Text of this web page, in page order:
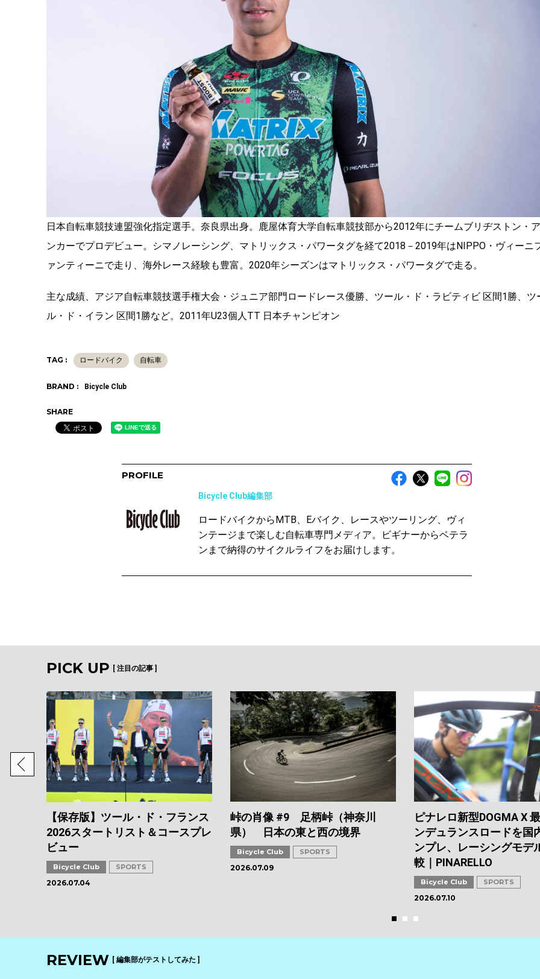
日本自転車競技連盟強化指定選手。奈良県出身。鹿屋体育大学自転車競技部から2012年にチームブリヂストン・ア
ンカーでプロデビュー。シマノレーシング、マトリックス・パワータグを経て2018－2019年はNIPPO・ヴィーニ
ァンティーニで走り、海外レース経験も豊富。2020年シーズンはマトリックス・パワータグで走る。
主な成績、アジア自転車競技選手権大会・ジュニア部門ロードレース優勝、ツール・ド・ラビティビ 区間1勝、ツ
ル・ド・イラン 区間1勝など。2011年U23個人TT 日本チャンピオン
TAG : ロードバイク 自転車
BRAND : Bicycle Club
SHARE
PROFILE
Bicycle Club編集部
ロードバイクからMTB、Eバイク、レースやツーリング、ヴィ
ンテージまで楽しむ自転車専門メディア。ビギナーからベテラ
ンまで納得のサイクルライフをお届けします。
PICK UP [ 注目の記事 ]
【保存版】ツール・ド・フランス
2026スタートリスト＆コースプレ
ビュー
Bicycle Club SPORTS
2026.07.04
峠の肖像 #9 足柄峠（神奈川
県） 日本の東と西の境界
Bicycle Club SPORTS
2026.07.09
ピナレロ新型DOGMA X
ンデュランスロードを国
ンプレ、レーシングモデ
較｜PINARELLO
Bicycle Club SPORTS
2026.07.10
REVIEW [ 編集部がテストしてみた ]